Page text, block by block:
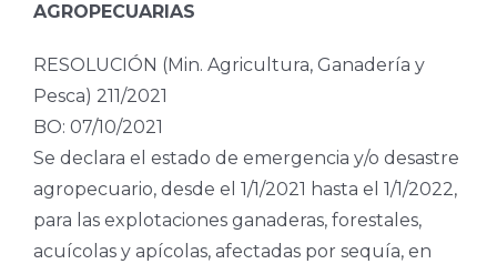
AGROPECUARIAS
RESOLUCIÓN (Min. Agricultura, Ganadería y
Pesca) 211/2021
BO: 07/10/2021
Se declara el estado de emergencia y/o desastre
agropecuario, desde el 1/1/2021 hasta el 1/1/2022,
para las explotaciones ganaderas, forestales,
acuícolas y apícolas, afectadas por sequía, en